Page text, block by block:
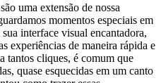
uma extensão de ⁣nossa
⁣momentos especiais⁢ em
interface visual encantadora,⁣
experiências de maneira rápida e
tantos cliques,‍ é comum que
quase esquecidas ‍em um⁢ canto